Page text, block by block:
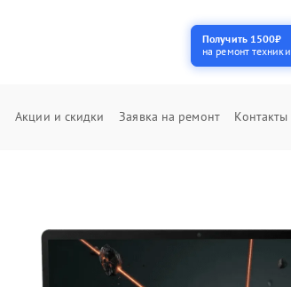
Получить 1500₽
на ремонт техники
Акции и скидки Заявка на ремонт Контакты